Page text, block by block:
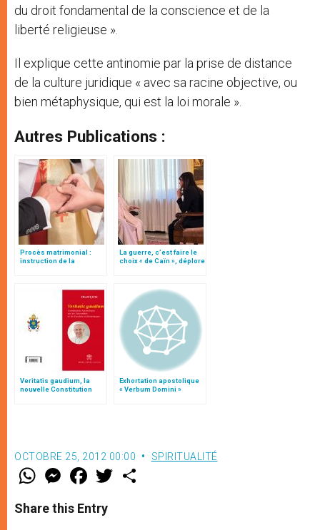
du droit fondamental de la conscience et de la
liberté religieuse ».
Il explique cette antinomie par la prise de distance
de la culture juridique « avec sa racine objective, ou
bien métaphysique, qui est la loi morale ».
Autres Publications :
Procès matrimonial :
instruction de la
La guerre, c’est faire le
choix « de Caïn », déplore
Veritatis gaudium, la
nouvelle Constitution
Exhortation apostolique
« Verbum Domini »
OCTOBRE 25, 2012 00:00 SPIRITUALITÉ
W
t
s
M
e
s
e
F
a
e
b
w
Share this Entry